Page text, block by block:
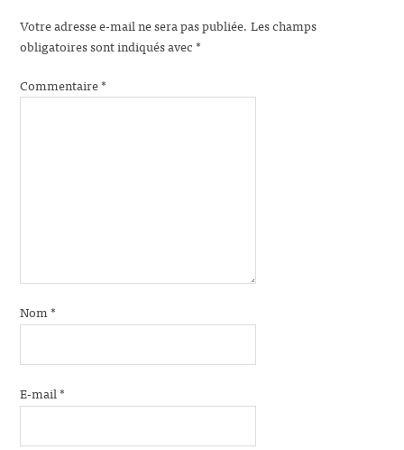
Votre adresse e-mail ne sera pas publiée. Les champs
obligatoires sont indiqués avec*
Commentaire*
Nom*
E-mail*